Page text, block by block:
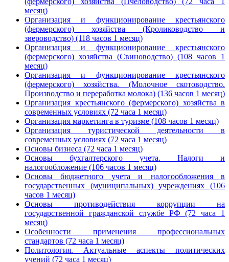
месяц)
Организация и функционирование крестьянского
(фермерского) хозяйства (Кролиководство и
звероводство) (118 часов 1 месяц)
Организация и функционирование крестьянского
(фермерского) хозяйства (Свиноводство) (108 часов 1
месяц)
Организация и функционирование крестьянского
(фермерского) хозяйства. (Молочное скотоводство.
Производство и переработка молока) (136 часов 1 месяц)
Организация крестьянского (фермерского) хозяйства в
современных условиях (72 часа 1 месяц)
Организация маркетинга в туризме (108 часов 1 месяц)
Организация туристической деятельности в
современных условиях (72 часа 1 месяц)
Основы бизнеса (72 часа 1 месяц)
Основы бухгалтерского учета. Налоги и
налогообложение (106 часов 1 месяц)
Основы бюджетного учета и налогообложения в
государственных (муниципальных) учреждениях (106
часов 1 месяц)
Основы противодействия коррупции на
государственной гражданской службе РФ (72 часа 1
месяц)
Особенности применения профессиональных
стандартов (72 часа 1 месяц)
Политология. Актуальные аспекты политических
учений (72 часа 1 месяц)